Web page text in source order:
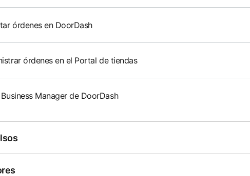
órdenes en DoorDash
órdenes en el Portal de tiendas
Manager de DoorDash